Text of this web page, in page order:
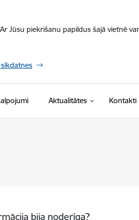
Jūsu piekrišanu papildus šajā vietnē
Aktualitātes Kontakti
bija noderīga?